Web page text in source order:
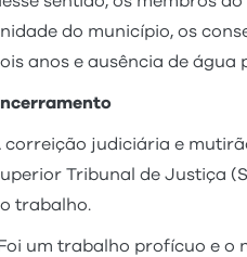
do município, os
anos e ausência de água
correição judiciária e
Tribunal de Justiça
trabalho.
um trabalho profícuo e o